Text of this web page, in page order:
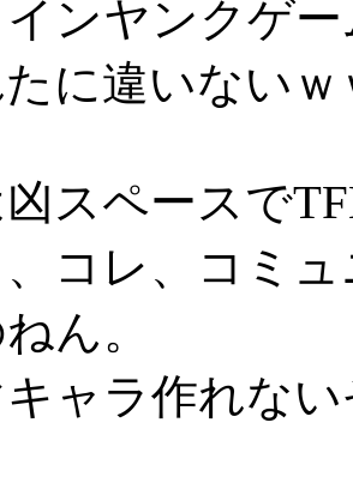
ンヤンクゲ
に違いないｗ
スペースで
コレ、コミ
ん。
ャラ作れな